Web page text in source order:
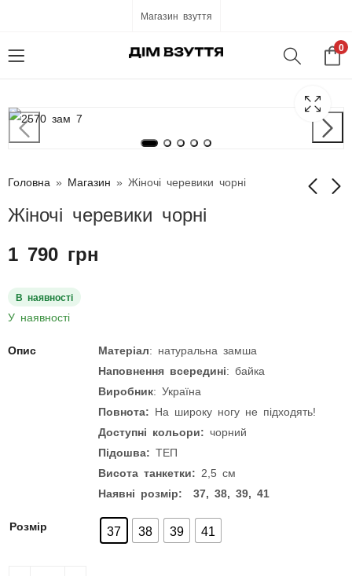
Магазин взуття
0
Головна » Магазин » Жіночі черевики чорні
Жіночі черевики чорні
1 790 грн
В наявності
У наявності
Опис Матеріал: натуральна замша
Наповнення всередині: байка
Виробник: Україна
Повнота: На широку ногу не підходять!
Доступні кольори: чорний
Підошва: ТЕП
Висота танкетки: 2,5 см
Наявні розмір: 37, 38, 39, 41
Розмір 37 38 39 41